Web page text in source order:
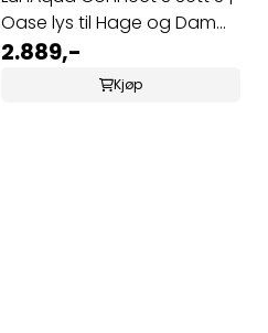
Oase lys til Hage og Dam
Hvit
2.889,-
Kjøp